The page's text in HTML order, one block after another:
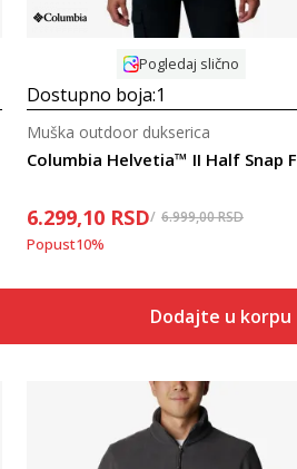
Pogledaj slično
Dostupno boja:1
Muška outdoor dukserica
6.299,10 RSD 6.999,00RSD
Popust10%
Dodajte u korpu